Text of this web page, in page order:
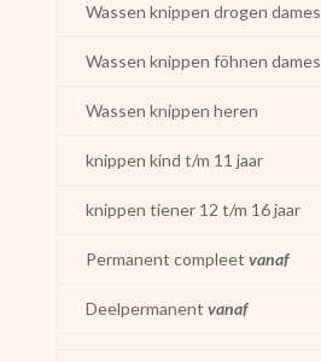
Wassen knippen drogen dames
Wassen knippen föhnen dames
Wassen knippen heren
knippen kind t/m 11 jaar
knippen tiener 12 t/m 16 jaar
Permanent compleet vanaf
Deelpermanent vanaf